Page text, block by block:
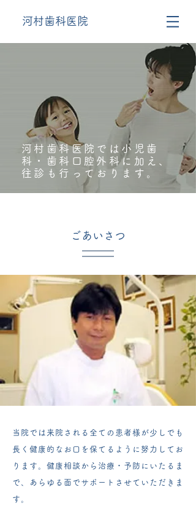
河村歯科医院
河村歯科医院では小児歯
科・歯科口腔外科に加え、
往診も行っております。
ごあいさつ
当院では来院される全ての患者様が少しでも
長く健康的なお口を保てるように努力してお
ります。 ​健康相談から治療・予防にいたるま
で、あらゆる面でサポートさせていただきま
す。